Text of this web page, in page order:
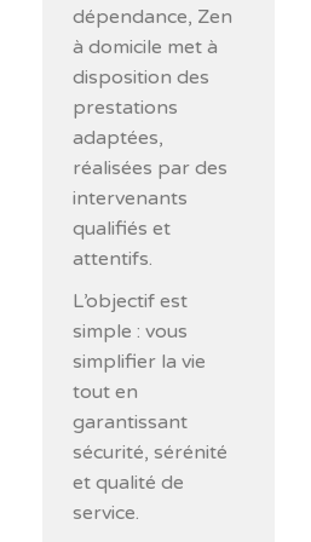
dépendance, Zen
à domicile met à
disposition des
prestations
adaptées,
réalisées par des
intervenants
qualifiés et
attentifs.
L’objectif est
simple : vous
simplifier la vie
tout en
garantissant
sécurité, sérénité
et qualité de
service.